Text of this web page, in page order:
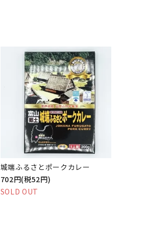
城端ふるさとポークカレー
702円(税52円)
SOLD OUT